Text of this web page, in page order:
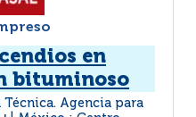
en
bituminoso
Agencia para